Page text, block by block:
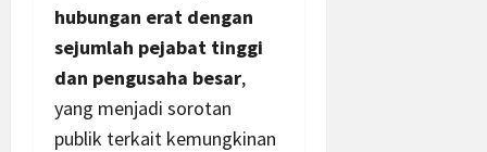
hubungan erat dengan
sejumlah pejabat tinggi
dan pengusaha besar,
yang menjadi sorotan
publik terkait kemungkinan